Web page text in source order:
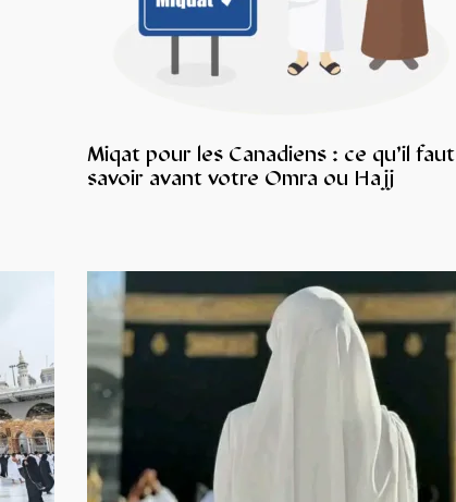
Miqat pour les Canadiens : ce qu’il faut
savoir avant votre Omra ou Hajj